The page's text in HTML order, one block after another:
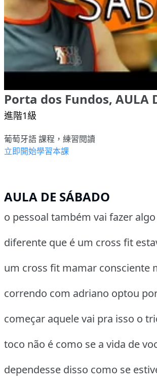
Porta dos Fundos, AULA
進階1級
葡萄牙語 課程，練習閱讀
立即開始學習本課
AULA DE SÁBADO
o pessoal também vai fazer algo
diferente que é um cross fit
um cross fit mamar consciente
correndo com adriano optou
começar aquele vai pra isso o
toco não é como se a vida de
dependesse disso como se